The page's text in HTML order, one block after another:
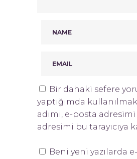
Bir dahaki sefere
yaptığımda
adımı, e-posta
adresimi bu tarayıcıya
Beni yeni yazılarda